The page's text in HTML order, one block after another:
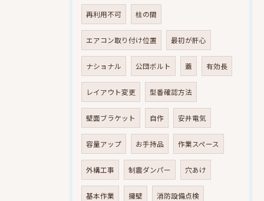
再利用不可 柱の間
エアコン取り付け位置 最初が肝心
ナショナル 公団ボルト 蓋 有効長
レイアウト変更 型番確認方法
壁面ブラケット 自作 安井電気
容量アップ お手持品 作業スペース
外構工事 制震ダンパー 穴あけ
基本作業 擁壁 消防設備点検